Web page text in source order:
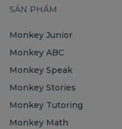
SẢN PHẨM
Monkey Junior
Monkey ABC
Monkey Speak
Monkey Stories
Monkey Tutoring
Monkey Math